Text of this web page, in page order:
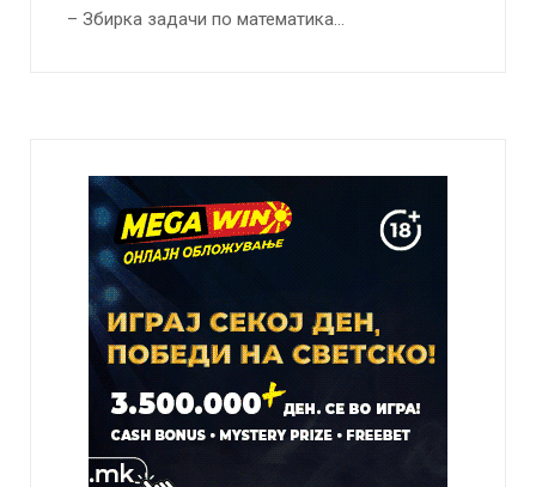
– Збирка задачи по математика…